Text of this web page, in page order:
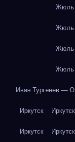
Жюль
Жюль
Жюль
Жюль
Иван Тургенев —
Иркутск Иркутск
Иркутск Иркутск